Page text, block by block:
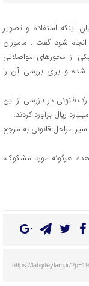
اینکه استفاده و تصویر
انجام شود گفت : ماموران
از محور‌های مواصلاتی
و برای بررسی آن را
قانونی در بازرسی از این
تالش گفت: متهم ۳۱ ساله برای سیر مراحل قانونی به مرجع
هرگونه مورد مشکوک،
https://lahijdeylam.ir/